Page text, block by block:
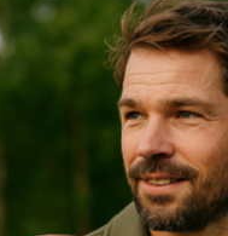
3 years ago